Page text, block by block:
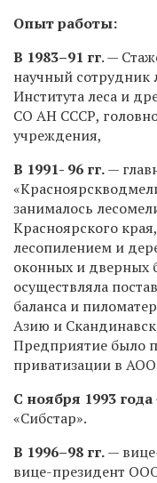
Опыт работы:
В 1983–91 гг. —
научный сотрудник
Института леса и
СО АН СССР,
учреждения,
В 1991- 96 гг.—
занималось
Красноярского
лесопилением и
оконных и дверных
осуществляла
баланса и
Азию и
Предприятие было
приватизации в
С ноября 1993 года
«Сибстар».
В 1996–98 гг. —
вице-президент